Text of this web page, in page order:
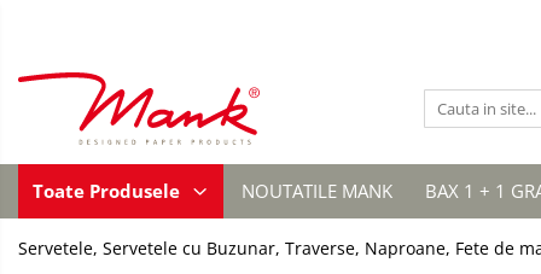
Toate Produsele
SERVETELE DE MASA, 3 STRATURI
UNI
IMPRIMEU
SERVETELE
NUNTA
Toate Produsele NOUTATILE MANK BAX 1 + 1
Servetele, Servetele cu Buzunar, Traverse, Naproane, Fete de